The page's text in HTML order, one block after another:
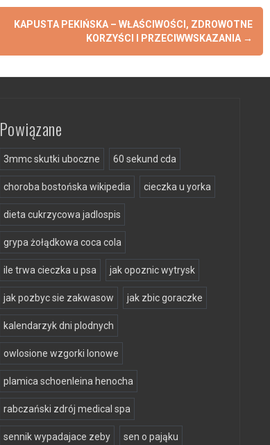
KAPUSTA PEKIŃSKA – WŁAŚCIWOŚCI, ZDROWOTNE
KORZYŚCI I PRZECIWWSKAZANIA →
Powiązane
3mmc skutki uboczne 60 sekund cda
choroba bostońska wikipedia cieczka u yorka
dieta cukrzycowa jadlospis
grypa żołądkowa coca cola
ile trwa cieczka u psa jak opoznic wytrysk
jak pozbyc sie zakwasow jak zbic goraczke
kalendarzyk dni plodnych
owlosione wzgorki lonowe
plamica schoenleina henocha
rabczański zdrój medical spa
sennik wypadajace zeby sen o pająku